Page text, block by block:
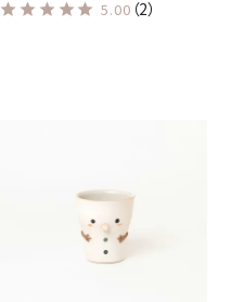
5.00 （2）